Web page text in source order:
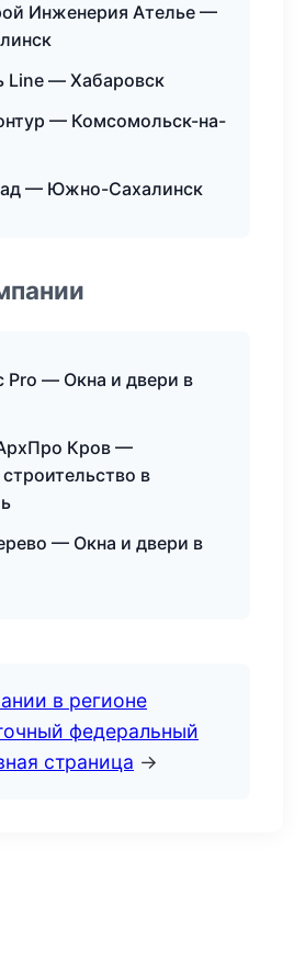
Инженерия Ателье —
Line — Хабаровск
— Комсомольск-на-
— Южно-Сахалинск
— Окна и двери в
Кров —
в
— Окна и двери в
в регионе
федеральный
страница →